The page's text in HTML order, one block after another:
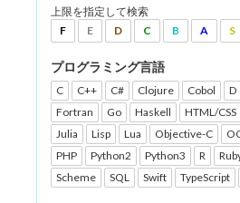
上限を指定して検索
F
E D C B A S
プログラミング言語
C C++ C# Clojure Cobol D
Fortran
Go Haskell HTML/CSS
Julia
Lisp Lua Objective-C
PHP
Python2 Python3 R
Scheme
SQL Swift TypeScript